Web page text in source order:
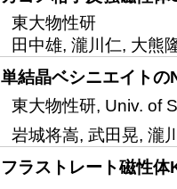
東大物性研
田中雄, 瀧川仁, 大熊
単結晶ベシニエイトの
東大物性研, Univ. of
岩城将嵩, 武田晃, 瀧
フラストレート磁性体